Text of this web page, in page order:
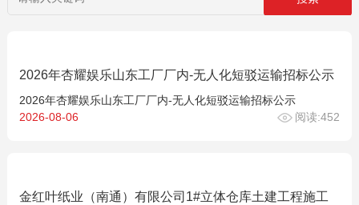
2026年杏耀娱乐山东工厂厂内-无人化短驳运输招标公示
2026年杏耀娱乐山东工厂厂内-无人化短驳运输招标公示
2026-08-06
阅读:452
金红叶纸业（南通）有限公司1#立体仓库土建工程施工